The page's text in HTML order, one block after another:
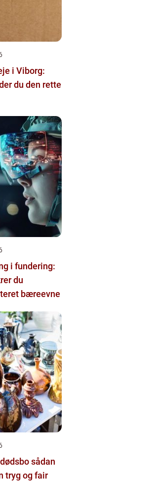
i Viborg:
du den rette
i fundering:
du
bæreevne
sådan
tryg og fair